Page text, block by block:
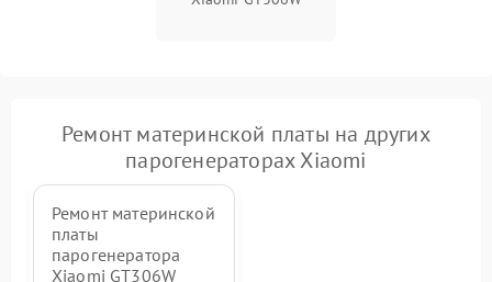
Ремонт материнской платы на других
парогенераторах Xiaomi
Ремонт материнской
платы
парогенератора
Xiaomi GT306W